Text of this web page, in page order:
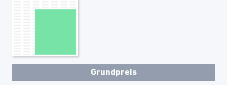
Grundpreis